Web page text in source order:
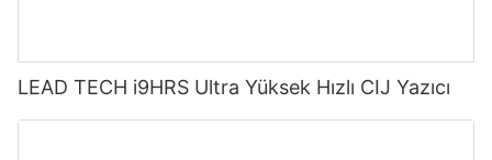
LEAD TECH i9HRS Ultra Yüksek Hızlı CIJ Yazıcı